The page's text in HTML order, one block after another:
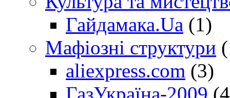
Гайдамака.Ua (1)
Мафіозні структури
aliexpress.com (3)
ГазУкраїна-2009